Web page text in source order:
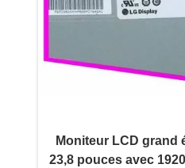
Moniteur LCD grand
23,8 pouces avec